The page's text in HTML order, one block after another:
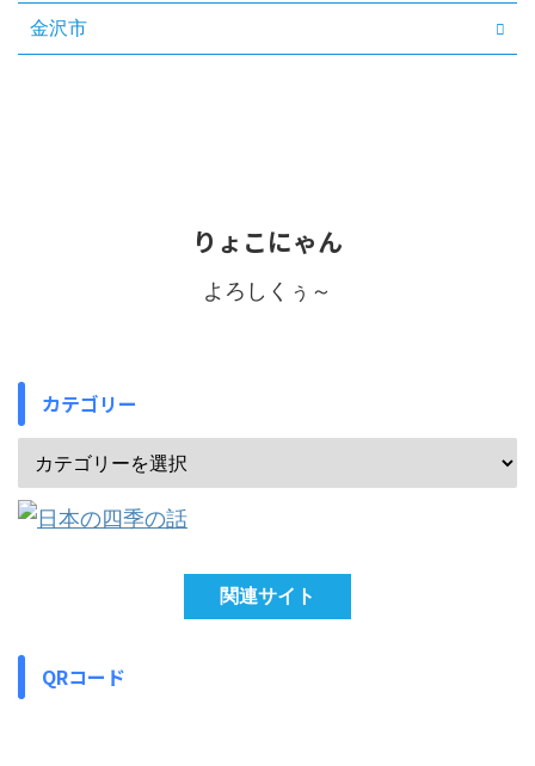
金沢市
りょこにゃん
よろしくぅ～
カテゴリー
関連サイト
QRコード